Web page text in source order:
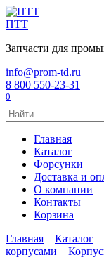
Перейти
к
ПТТ
Запчасти для
info@prom-td.ru
8 800 550-23-31
0
Search
for:
Главная
Каталог
Форсунки
Доставка и
О компании
Контакты
Корзина
Главная
Каталог
корпусами